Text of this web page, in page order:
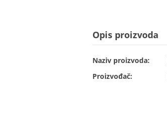
Opis proizvoda
Naziv proizvoda:
Proizvođač: